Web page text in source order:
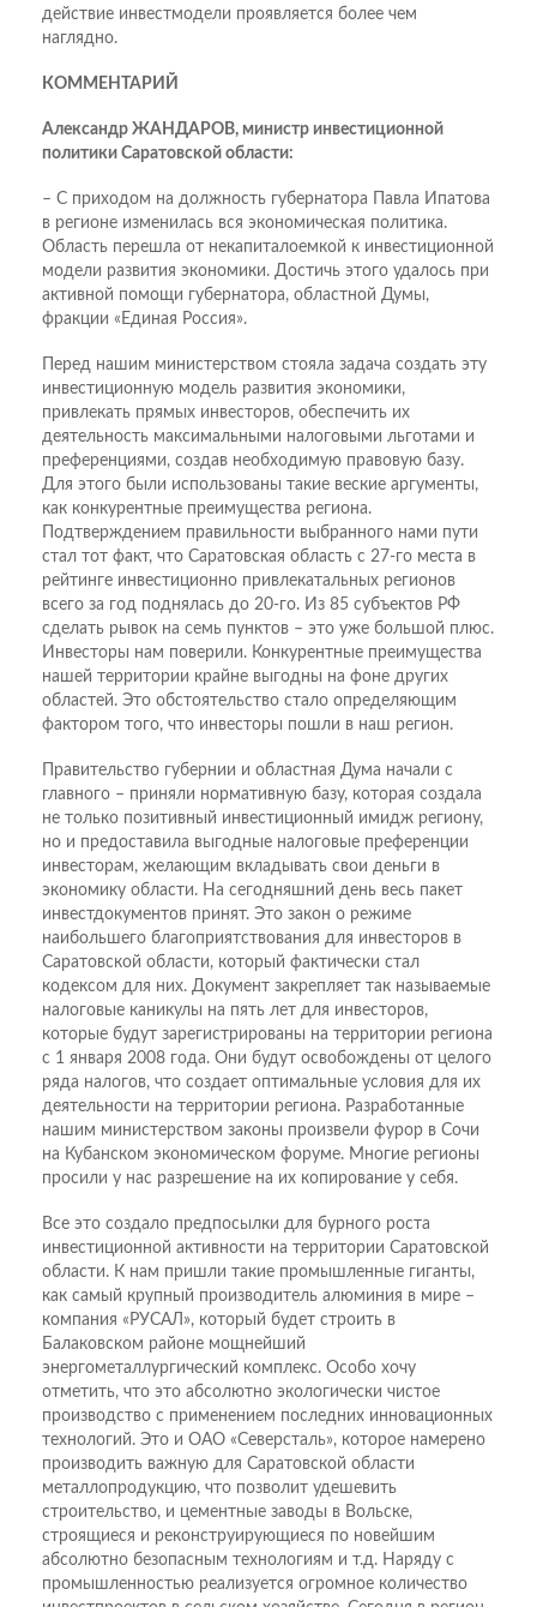
действие инвестмодели проявляется более чем
наглядно.
КОММЕНТАРИЙ
Александр ЖАНДАРОВ, министр инвестиционной
политики Саратовской области:
– С приходом на должность губернатора Павла Ипатова
в регионе изменилась вся экономическая политика.
Область перешла от некапиталоемкой к инвестиционной
модели развития экономики. Достичь этого удалось при
активной помощи губернатора, областной Думы,
фракции «Единая Россия».
Перед нашим министерством стояла задача создать эту
инвестиционную модель развития экономики,
привлекать прямых инвесторов, обеспечить их
деятельность максимальными налоговыми льготами и
преференциями, создав необходимую правовую базу.
Для этого были использованы такие веские аргументы,
как конкурентные преимущества региона.
Подтверждением правильности выбранного нами пути
стал тот факт, что Саратовская область с 27-го места в
рейтинге инвестиционно привлекатальных регионов
всего за год поднялась до 20-го. Из 85 субъектов РФ
сделать рывок на семь пунктов – это уже большой плюс.
Инвесторы нам поверили. Конкурентные преимущества
нашей территории крайне выгодны на фоне других
областей. Это обстоятельство стало определяющим
фактором того, что инвесторы пошли в наш регион.
Правительство губернии и областная Дума начали с
главного – приняли нормативную базу, которая создала
не только позитивный инвестиционный имидж региону,
но и предоставила выгодные налоговые преференции
инвесторам, желающим вкладывать свои деньги в
экономику области. На сегодняшний день весь пакет
инвестдокументов принят. Это закон о режиме
наибольшего благоприятствования для инвесторов в
Саратовской области, который фактически стал
кодексом для них. Документ закрепляет так называемые
налоговые каникулы на пять лет для инвесторов,
которые будут зарегистрированы на территории региона
с 1 января 2008 года. Они будут освобождены от целого
ряда налогов, что создает оптимальные условия для их
деятельности на территории региона. Разработанные
нашим министерством законы произвели фурор в Сочи
на Кубанском экономическом форуме. Многие регионы
просили у нас разрешение на их копирование у себя.
Все это создало предпосылки для бурного роста
инвестиционной активности на территории Саратовской
области. К нам пришли такие промышленные гиганты,
как самый крупный производитель алюминия в мире –
компания «РУСАЛ», который будет строить в
Балаковском районе мощнейший
энергометаллургический комплекс. Особо хочу
отметить, что это абсолютно экологически чистое
производство с применением последних инновационных
технологий. Это и ОАО «Северсталь», которое намерено
производить важную для Саратовской области
металлопродукцию, что позволит удешевить
строительство, и цементные заводы в Вольске,
строящиеся и реконструирующиеся по новейшим
абсолютно безопасным технологиям и т.д. Наряду с
промышленностью реализуется огромное количество